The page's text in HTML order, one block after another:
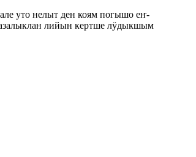
уто нелыт ден коям погышо еҥ-
лийын кертше лӱдыкшым